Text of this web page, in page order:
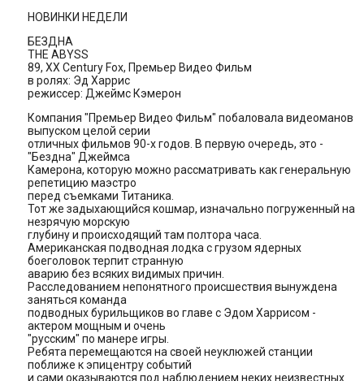
HОВИHКИ HЕДЕЛИ
БЕЗДHА
THE ABYSS
89, XX Century Fox, Премьер Видео Фильм
в ролях: Эд Харрис
режиссер: Джеймс Кэмерон
Компания "Премьер Видео Фильм" побаловала видеоманов
выпуском целой серии
отличных фильмов 90-х годов. В первую очередь, это -
"Бездна" Джеймса
Камерона, которую можно рассматривать как генеральную
репетицию маэстро
перед съемками Титаника.
Тот же задыхающийся кошмар, изначально погруженный на
незрячую морскую
глубину и происходящий там полтора часа.
Американская подводная лодка с грузом ядерных
боеголовок терпит странную
аварию без всяких видимых причин.
Расследованием непонятного происшествия вынуждена
заняться команда
подводных бурильщиков во главе с Эдом Харрисом -
актером мощным и очень
"русским" по манере игры.
Ребята перемещаются на своей неуклюжей станции
поближе к эпицентру событий
и сами оказываются под наблюдением неких неизвестных